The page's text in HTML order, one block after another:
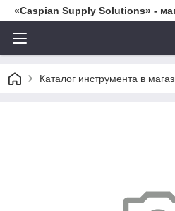
«Caspian Supply Solutions» -
Каталог инструмента в